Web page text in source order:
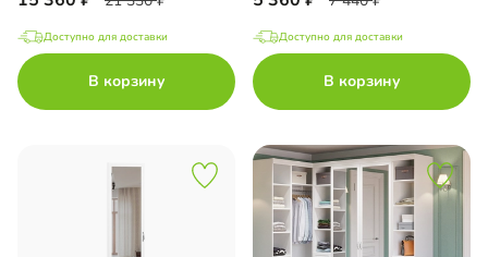
Доступно для доставки
В корзину
Доступно для доставки
В корзину